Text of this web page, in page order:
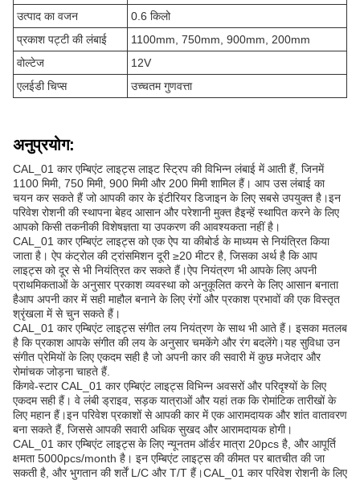
उत्पाद का वजन
0.6 किलो
प्रकाश पट्टी की लंबाई
1100mm, 750mm, 900mm, 200mm
वोल्टेज
12V
एलईडी चिप्स
उच्चतम गुणवत्ता
अनुप्रयोग:
CAL_01 कार एम्बिएंट लाइट्स लाइट स्ट्रिप की विभिन्न लंबाई में आती हैं, जिनमें
1100 मिमी, 750 मिमी, 900 मिमी और 200 मिमी शामिल हैं। आप उस लंबाई का
चयन कर सकते हैं जो आपकी कार के इंटीरियर डिजाइन के लिए सबसे उपयुक्त है।इन
परिवेश रोशनी की स्थापना बेहद आसान और परेशानी मुक्त हैइन्हें स्थापित करने के लिए
आपको किसी तकनीकी विशेषज्ञता या उपकरण की आवश्यकता नहीं है।
CAL_01 कार एम्बिएंट लाइट्स को एक ऐप या कीबोर्ड के माध्यम से नियंत्रित किया
जाता है। ऐप कंट्रोल की ट्रांसमिशन दूरी ≥20 मीटर है, जिसका अर्थ है कि आप
लाइट्स को दूर से भी नियंत्रित कर सकते हैं।ऐप नियंत्रण भी आपके लिए अपनी
प्राथमिकताओं के अनुसार प्रकाश व्यवस्था को अनुकूलित करने के लिए आसान बनाता
हैआप अपनी कार में सही माहौल बनाने के लिए रंगों और प्रकाश प्रभावों की एक विस्तृत
श्रृंखला में से चुन सकते हैं।
CAL_01 कार एम्बिएंट लाइट्स संगीत लय नियंत्रण के साथ भी आते हैं। इसका मतलब
है कि प्रकाश आपके संगीत की लय के अनुसार चमकेंगे और रंग बदलेंगे।यह सुविधा उन
संगीत प्रेमियों के लिए एकदम सही है जो अपनी कार की सवारी में कुछ मजेदार और
रोमांचक जोड़ना चाहते हैं.
किंगवे-स्टार CAL_01 कार एम्बिएंट लाइट्स विभिन्न अवसरों और परिदृश्यों के लिए
एकदम सही हैं। वे लंबी ड्राइव, सड़क यात्राओं और यहां तक कि रोमांटिक तारीखों के
लिए महान हैं।इन परिवेश प्रकाशों से आपकी कार में एक आरामदायक और शांत वातावरण
बना सकते हैं, जिससे आपकी सवारी अधिक सुखद और आरामदायक होगी।
CAL_01 कार एम्बिएंट लाइट्स के लिए न्यूनतम ऑर्डर मात्रा 20pcs है, और आपूर्ति
क्षमता 5000pcs/month है। इन एम्बिएंट लाइट्स की कीमत पर बातचीत की जा
सकती है, और भुगतान की शर्तें L/C और T/T हैं।CAL_01 कार परिवेश रोशनी के लिए